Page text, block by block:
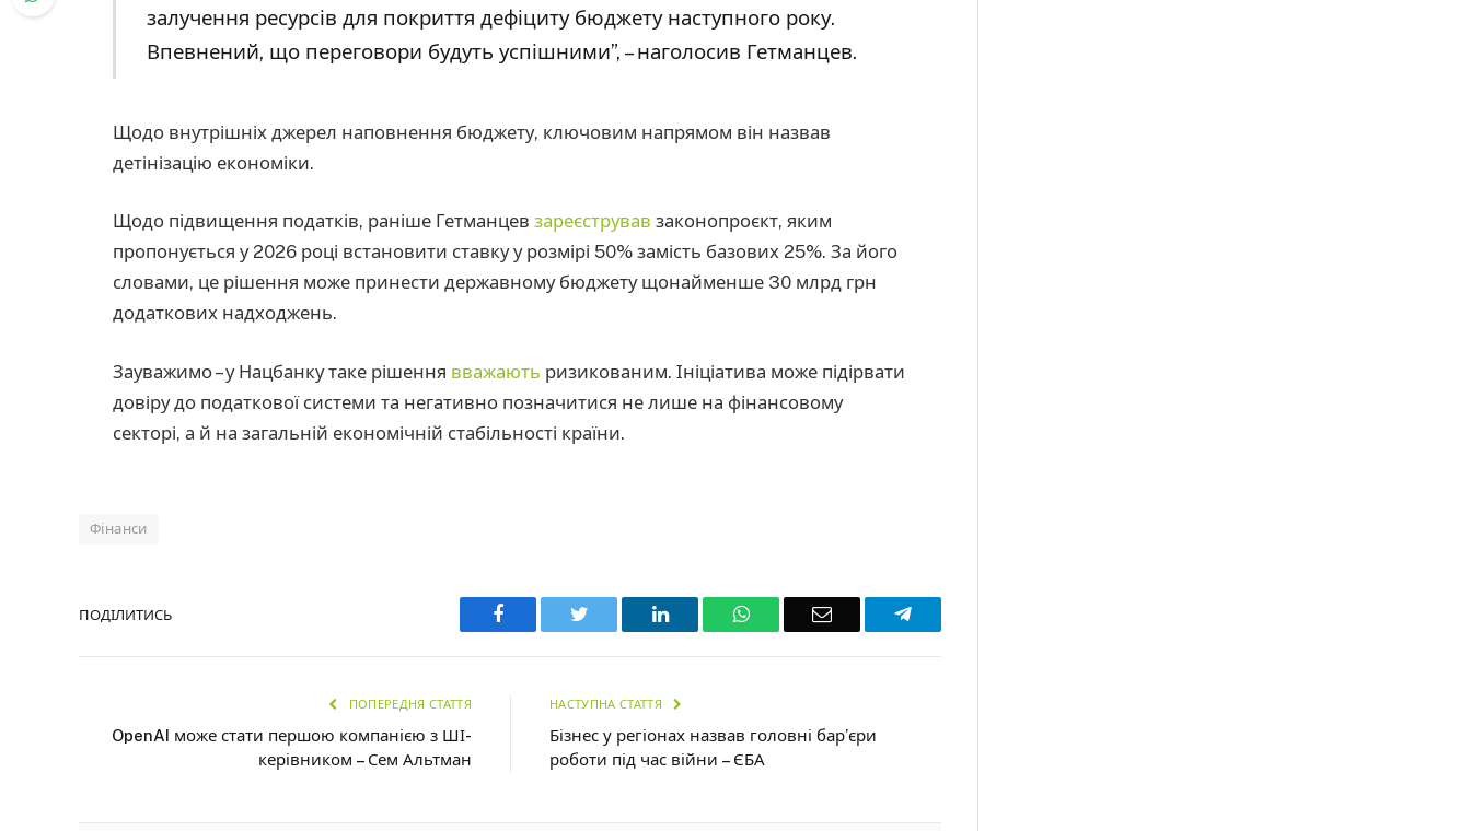
залучення ресурсів для покриття дефіциту бюджету наступного року.
Впевнений, що переговори будуть успішними”, – наголосив Гетманцев.
Щодо внутрішніх джерел наповнення бюджету, ключовим напрямом він назвав
детінізацію економіки.
Щодо підвищення податків, раніше Гетманцев зареєстрував законопроєкт, яким
пропонується у 2026 році встановити ставку у розмірі 50% замість базових 25%. За його
словами, це рішення може принести державному бюджету щонайменше 30 млрд грн
додаткових надходжень.
Зауважимо – у Нацбанку таке рішення вважають ризикованим. Ініціатива може підірвати
довіру до податкової системи та негативно позначитися не лише на фінансовому
секторі, а й на загальній економічній стабільності країни.
Фінанси
ПОДІЛИТИСЬ Facebook Twitter LinkedIn WhatsAppEmail Telegram
ПОПЕРЕДНЯ СТАТТЯ
OpenAI може стати першою компанією з ШІ-
керівником – Сем Альтман
НАСТУПНА СТАТТЯ
Бізнес у регіонах назвав головні бар’єри
роботи під час війни – ЄБА